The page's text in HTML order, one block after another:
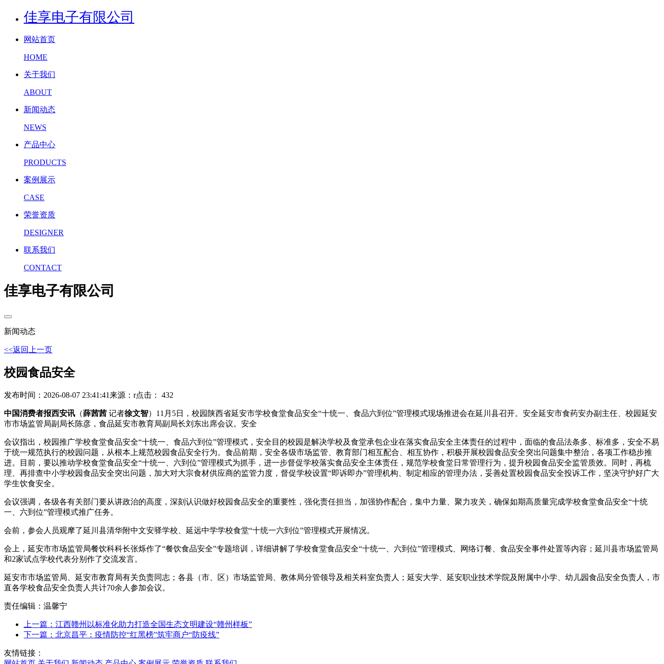
佳享电子有限公司
网站首页
HOME
关于我们
ABOUT
新闻动态
NEWS
产品中心
PRODUCTS
案例展示
CASE
荣誉资质
DESIGNER
联系我们
CONTACT
佳享电子有限公司
新闻动态
<<返回上一页
校园食品安全
发布时间：2026-08-07 23:41:41来源：r点击： 432
中国消费者报西安讯 （薛茜茜 记者徐文智）11月5日，校园陕西省延安市学校食堂食品安全“十统一、食品六到位”管理模式现场推进会在延川县召开。安全延安市食药安办副主任、校园延安
市市场监管局副局长陈彦，食品延安市教育局副局长刘东出席会议。安全
会议指出，校园推广学校食堂食品安全“十统一、食品六到位”管理模式，安全目的校园是解决学校及食堂承包企业在落实食品安全主体责任的过程中，面临的食品法条多、标准多，安全不易
于统一规范执行的校园 问题，从根本上规范校园食品安全行为。食品前期，安全各级市场监管、教育部门相互配合、相互协作，积极开展校园食品安全突出问题集中整治，各项工作稳步推
进。目前，要以推动学校食堂食品安全“十统一、六到位”管理模式为抓手，进一步督促学校落实食品安全主体责任，规范学校食堂日常管理行为，提升校园食品安全监管质效。同时，再梳
理、再排查中小学校园食品安全突出问题，加大对大宗食材供应商的监管力度，督促学校设置“即诉即办”管理机构、制定相应的管理办法，妥善处置校园食品安全投诉工作，坚决守护好广大
学生饮食安全。
会议强调，各级各有关部门要从讲政治的高度，深刻认识做好校园食品安全的重要性，强化责任担当，加强协作配合，集中力量、聚力攻关，确保如期高质量完成学校食堂食品安全“十统
一、六到位”管理模式推广任务。
会前，参会人员观摩了延川县清华附中文安驿学校、延远中学学校食堂“十统一六到位”管理模式开展情况。
会上，延安市市场监管局餐饮科科长张烁作了“餐饮食品安全”专题培训，详细讲解了学校食堂食品安全“十统一、六到位”管理模式、网络订餐、食品安全事件处置等内容；延川县市场监管局
和2家试点学校代表分别作了交流发言。
延安市市场监管局、延安市教育局有关负责同志；各县（市、区）市场监管局、教体局分管领导及相关科室负责人；延安大学、延安职业技术学院及附属中小学、幼儿园食品安全负责人，市
直各学校食品安全负责人共计70余人参加会议。
责任编辑：温馨宁
上一篇：江西赣州以标准化助力打造全国生态文明建设“赣州样板”
下一篇：北京昌平：疫情防控“红黑榜”筑牢商户“防疫线”
友情链接：